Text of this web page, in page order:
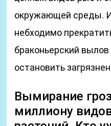
окружающей среды.
небходимо
браконьерский
остановить
Вымирание
миллиону